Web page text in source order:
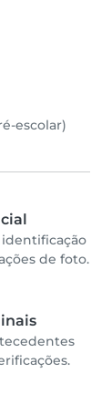
escolar)
de foto.